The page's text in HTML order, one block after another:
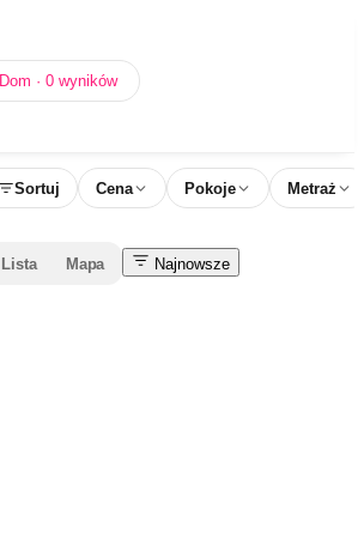
Dom · 0 wyników
Sortuj Cena Pokoje Metraż
Lista Mapa Najnowsze